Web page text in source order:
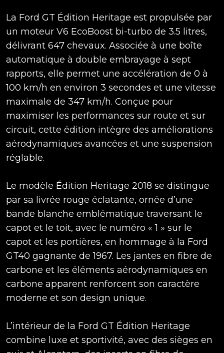
La Ford GT Édition Heritage est propulsée par
un moteur V6 EcoBoost bi-turbo de 3.5 litres,
délivrant 647 chevaux. Associée à une boîte
automatique à double embrayage à sept
rapports, elle permet une accélération de 0 à
100 km/h en environ 3 secondes et une vitesse
maximale de 347 km/h. Conçue pour
maximiser les performances sur route et sur
circuit, cette édition intègre des améliorations
aérodynamiques avancées et une suspension
réglable.
Le modèle Édition Heritage 2018 se distingue
par sa livrée rouge éclatante, ornée d’une
bande blanche emblématique traversant le
capot et le toit, avec le numéro « 1 » sur le
capot et les portières, en hommage à la Ford
GT40 gagnante de 1967. Les jantes en fibre de
carbone et les éléments aérodynamiques en
carbone apparent renforcent son caractère
moderne et son design unique.
L’intérieur de la Ford GT Édition Heritage
combine luxe et sportivité, avec des sièges en